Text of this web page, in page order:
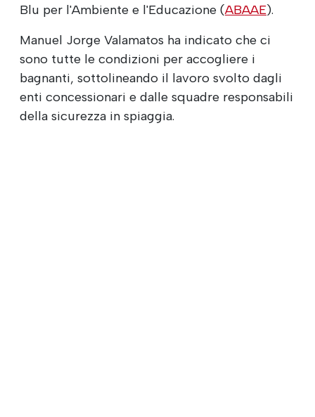
Blu per l'Ambiente e l'Educazione (ABAAE).
Manuel Jorge Valamatos ha indicato che ci
sono tutte le condizioni per accogliere i
bagnanti, sottolineando il lavoro svolto dagli
enti concessionari e dalle squadre responsabili
della sicurezza in spiaggia.